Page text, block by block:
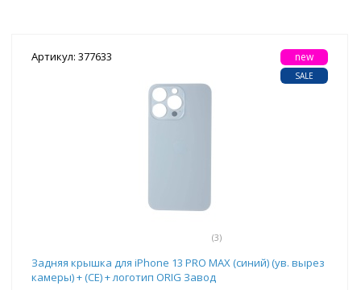
Артикул: 377633
(3)
new
SALE
Задняя крышка для iPhone 13 PRO MAX (синий) (ув. вырез
камеры) + (СЕ) + логотип ORIG Завод